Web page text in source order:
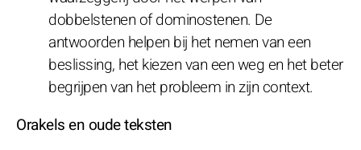
dobbelstenen of dominostenen. De
antwoorden helpen bij het nemen van een
beslissing, het kiezen van een weg en het beter
begrijpen van het probleem in zijn context.
Orakels en oude teksten